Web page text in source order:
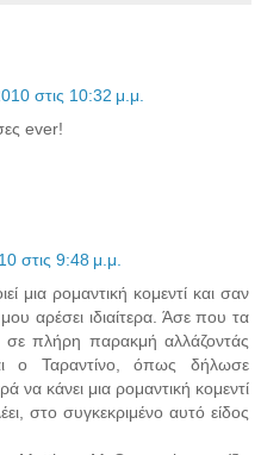
στις 10:32 μ.μ.
ever!
στις 9:48 μ.μ.
μια ρομαντική κομεντί και σαν
αρέσει ιδιαίτερα. Άσε που τα
σε πλήρη παρακμή αλλάζοντάς
ο Ταραντίνο, όπως δήλωσε
να κάνει μια ρομαντική κομεντί
στο συγκεκριμένο αυτό είδος